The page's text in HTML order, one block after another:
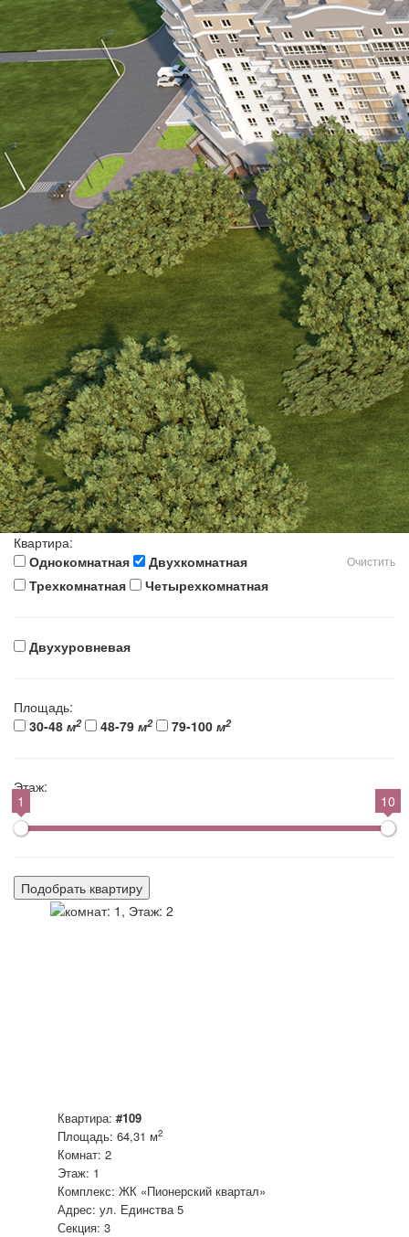
Очистить
Квартира:
Однокомнатная
Двухкомнатная
Трехкомнатная
Четырехкомнатная
Двухуровневая
Площадь:
30-48 м2 48-79 м2 79-100 м2
Этаж:
1
10
Подобрать квартиру
Квартира: #109
Площадь: 64,31 м2
Комнат: 2
Этаж: 1
Комплекс: ЖК «Пионерский квартал»
Адрес: ул. Единства 5
Секция: 3